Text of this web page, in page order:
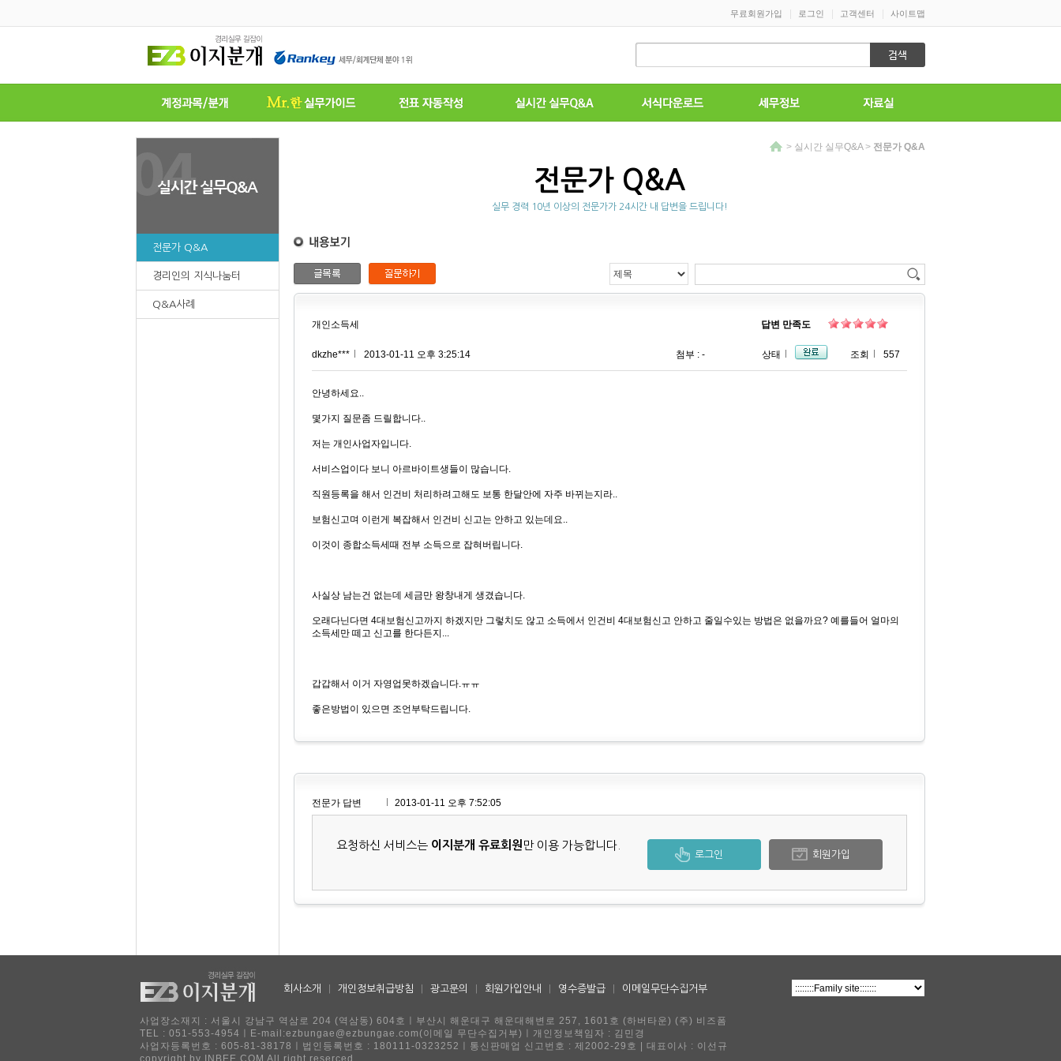
무료회원가입 로그인 고객센터 사이트맵
전문가 Q&A
경리인의 지식나눔터
Q&A사례
> 실시간 실무Q&A> 전문가 Q&A
전문가 Q&A
실무 경력 10년 이상의 전문가가 24시간 내 답변을 드립니다!
개인소득세 답변 만족도
dkzhe*** 2013-01-11 오후 3:25:14 첨부 : - 상태 조회 557
안녕하세요..
몇가지 질문좀 드릴합니다..
저는 개인사업자입니다.
서비스업이다 보니 아르바이트생들이 많습니다.
직원등록을 해서 인건비 처리하려고해도 보통 한달안에 자주 바뀌는지라..
보험신고며 이런게 복잡해서 인건비 신고는 안하고 있는데요..
이것이 종합소득세때 전부 소득으로 잡혀버립니다.
사실상 남는건 없는데 세금만 왕창내게 생겼습니다.
오래다닌다면 4대보험신고까지 하겠지만 그렇치도 않고 소득에서 인건비 4대보험신고 안하고 줄일수있는 방법은 없을까요? 예를들어 얼마의
소득세만 떼고 신고를 한다든지...
갑갑해서 이거 자영업못하겠습니다.ㅠㅠ
좋은방법이 있으면 조언부탁드립니다.
전문가 답변 2013-01-11 오후 7:52:05
요청하신 서비스는 이지분개 유료회원 만 이용 가능합니다.
회원가입
로그인
회사소개 개인정보취급방침 광고문의 회원가입안내 영수증발급 이메일무단수집거부
사업장소재지 : 서울시 강남구 역삼로 204 (역삼동) 604호ㅣ부산시 해운대구 해운대해변로 257, 1601호 (하버타운) (주) 비즈폼
TEL : 051-553-4954ㅣE-mail:ezbungae@ezbungae.com(이메일 무단수집거부)ㅣ개인정보책임자 : 김민경
사업자등록번호 : 605-81-38178ㅣ법인등록번호 : 180111-0323252ㅣ통신판매업 신고번호 : 제2002-29호 | 대표이사 : 이선규
copyright by INBEE.COM All right reserced.